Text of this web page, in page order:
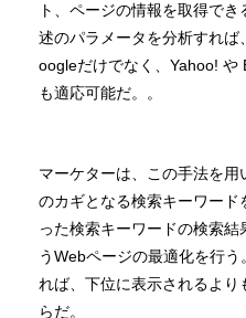
ト、ページの情報を取得で
述のパラメータを分析すれ
oogleだけでなく、Yahoo! や
も適応可能だ。。
マーケターは、この手法を
のカギとなる検索キーワード
った検索キーワードの検索
うWebページの最適化を行
れば、下位に表示されるよ
らだ。